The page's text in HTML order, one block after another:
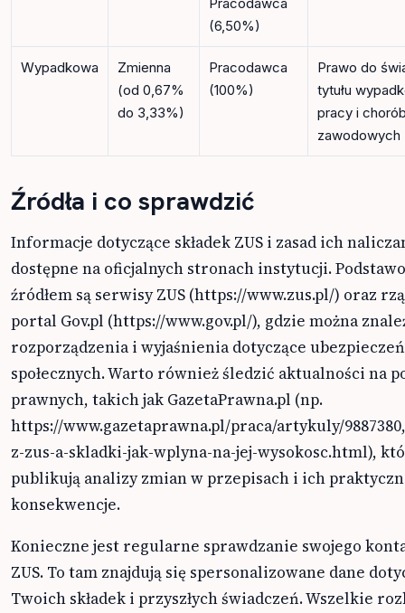
Pracodawca
(6,50%)
Wypadkowa
Zmienna
(od 0,67%
do 3,33%)
Pracodawca
(100%)
Prawo do
tytułu
pracy i
zawodowych
Źródła i co sprawdzić
Informacje dotyczące składek ZUS i zasad ich
dostępne na oficjalnych stronach instytucji.
źródłem są serwisy ZUS (https://www.zus.pl/) oraz
portal Gov.pl (https://www.gov.pl/), gdzie można
rozporządzenia i wyjaśnienia dotyczące ubezpieczeń
społecznych. Warto również śledzić aktualności na
prawnych, takich jak GazetaPrawna.pl (np.
https://www.gazetaprawna.pl/praca/artykuly/
z-zus-a-skladki-jak-wplyna-na-jej-wysokosc.html),
publikują analizy zmian w przepisach i ich
konsekwencje.
Konieczne jest regularne sprawdzanie swojego
ZUS. To tam znajdują się spersonalizowane dane
Twoich składek i przyszłych świadczeń. Wszelkie